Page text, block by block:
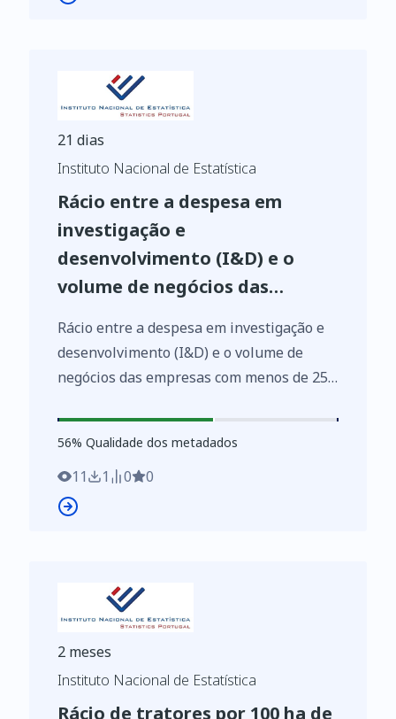
21 dias
Instituto Nacional de Estatística
Rácio entre a despesa em
investigação e
desenvolvimento (I&D) e o
volume de negócios das
pessoas ao serviço das
indústrias transformadoras
%)
Rácio entre a despesa em investigação e
desenvolvimento (I&D) e o volume de
negócios das empresas com menos de 250
transformadoras (Série 2004-2007, CAE
Rev. 2.1 - %) por Localização geográfica
(NUTS - 2002); Anual - INE, Sistema de
contas integradas das empresas
56%
56% Qualidade dos metadados
11 1 0 0
2 meses
Instituto Nacional de Estatística
Rácio de tratores por 100 ha de